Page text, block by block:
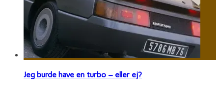
Jeg burde have en turbo – eller ej?